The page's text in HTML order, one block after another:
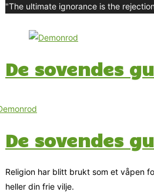
"The ultimate ignorance is the
De sovendes
De sovendes
Religion har blitt brukt som et våpen
heller din frie vilje.